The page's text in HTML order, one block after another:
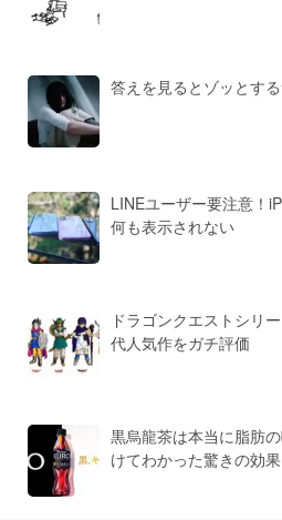
答えを見るとゾッとす
LINEユーザー要注意！
何も表示されない
ドラゴンクエストシリ
代人気作をガチ評価
黒烏龍茶は本当に脂肪
けてわかった驚きの効果